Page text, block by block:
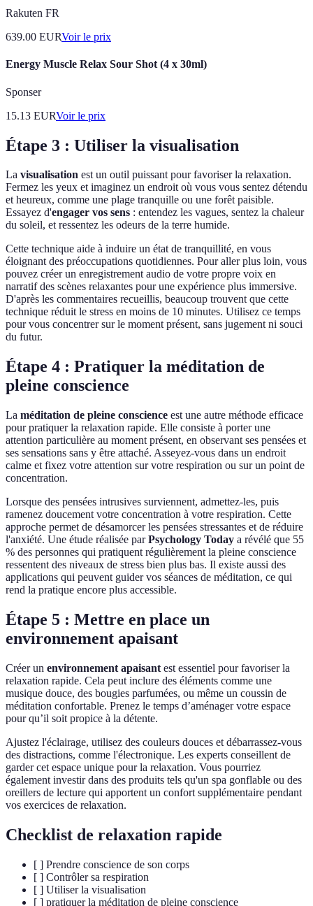
Rakuten FR
639.00 EURVoir le prix
Energy Muscle Relax Sour Shot (4 x 30ml)
Sponser
15.13 EURVoir le prix
Étape 3 : Utiliser la visualisation
La visualisation est un outil puissant pour favoriser la relaxation.
Fermez les yeux et imaginez un endroit où vous vous sentez détendu
et heureux, comme une plage tranquille ou une forêt paisible.
Essayez d'engager vos sens : entendez les vagues, sentez la chaleur
du soleil, et ressentez les odeurs de la terre humide.
Cette technique aide à induire un état de tranquillité, en vous
éloignant des préoccupations quotidiennes. Pour aller plus loin, vous
pouvez créer un enregistrement audio de votre propre voix en
narratif des scènes relaxantes pour une expérience plus immersive.
D'après les commentaires recueillis, beaucoup trouvent que cette
technique réduit le stress en moins de 10 minutes. Utilisez ce temps
pour vous concentrer sur le moment présent, sans jugement ni souci
du futur.
Étape 4 : Pratiquer la méditation de
pleine conscience
La méditation de pleine conscience est une autre méthode efficace
pour pratiquer la relaxation rapide. Elle consiste à porter une
attention particulière au moment présent, en observant ses pensées et
ses sensations sans y être attaché. Asseyez-vous dans un endroit
calme et fixez votre attention sur votre respiration ou sur un point de
concentration.
Lorsque des pensées intrusives surviennent, admettez-les, puis
ramenez doucement votre concentration à votre respiration. Cette
approche permet de désamorcer les pensées stressantes et de réduire
l'anxiété. Une étude réalisée parPsychology Today a révélé que 55
% des personnes qui pratiquent régulièrement la pleine conscience
ressentent des niveaux de stress bien plus bas. Il existe aussi des
applications qui peuvent guider vos séances de méditation, ce qui
rend la pratique encore plus accessible.
Étape 5 : Mettre en place un
environnement apaisant
Créer un environnement apaisant est essentiel pour favoriser la
relaxation rapide. Cela peut inclure des éléments comme une
musique douce, des bougies parfumées, ou même un coussin de
méditation confortable. Prenez le temps d’aménager votre espace
pour qu’il soit propice à la détente.
Ajustez l'éclairage, utilisez des couleurs douces et débarrassez-vous
des distractions, comme l'électronique. Les experts conseillent de
garder cet espace unique pour la relaxation. Vous pourriez
également investir dans des produits tels qu'un spa gonflable ou des
oreillers de lecture qui apportent un confort supplémentaire pendant
vos exercices de relaxation.
Checklist de relaxation rapide
[ ] Prendre conscience de son corps
[ ] Contrôler sa respiration
[ ] Utiliser la visualisation
[ ] pratiquer la méditation de pleine conscience